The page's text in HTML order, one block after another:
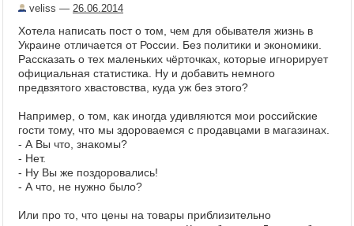
Архив
Фототоп
Видеотоп
veliss — 26.06.2014
Хотела написать пост о том, чем для обывателя жизнь в
Украине отличается от России. Без политики и экономики.
Рассказать о тех маленьких чёрточках, которые игнорирует
официальная статистика. Ну и добавить немного
предвзятого хвастовства, куда уж без этого?
Например, о том, как иногда удивляются мои российские
гости тому, что мы здороваемся с продавцами в магазинах.
- А Вы что, знакомы?
- Нет.
- Ну Вы же поздоровались!
- А что, не нужно было?
Или про то, что цены на товары приблизительно